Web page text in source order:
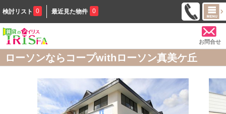
検討リスト 0 最近見た物件 0
お問合せ
ローソンならコープwithローソン真美ケ丘